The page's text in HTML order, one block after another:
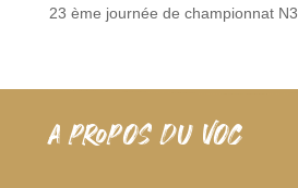
23 ème journée de championnat N3
A PROPOS DU VOC